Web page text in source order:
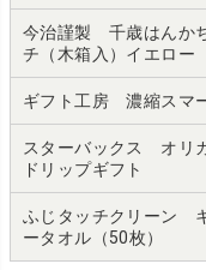
今治謹製 千歳はんか
チ（木箱入）イエロー
ギフト工房 濃縮スマ
スターバックス オリ
ドリップギフト
ふじタッチクリーン
ータオル（50枚）